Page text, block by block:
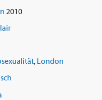
auch für alle
2010
, London